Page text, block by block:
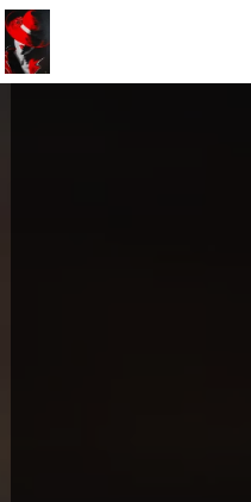
Panneau de gestion des cookies